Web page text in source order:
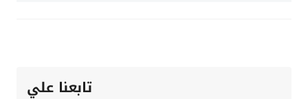
تابعنا علي